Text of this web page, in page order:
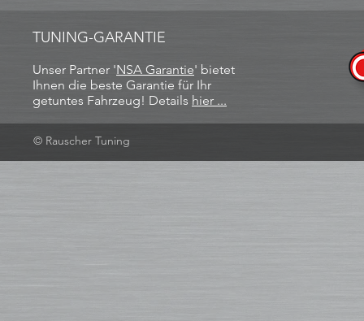
TUNING-GARANTIE
Unser Partner 'NSA Garantie​' bietet
Ihnen die beste Garantie für Ihr
getuntes Fahrzeug! Details hier ...
© Rauscher Tuning